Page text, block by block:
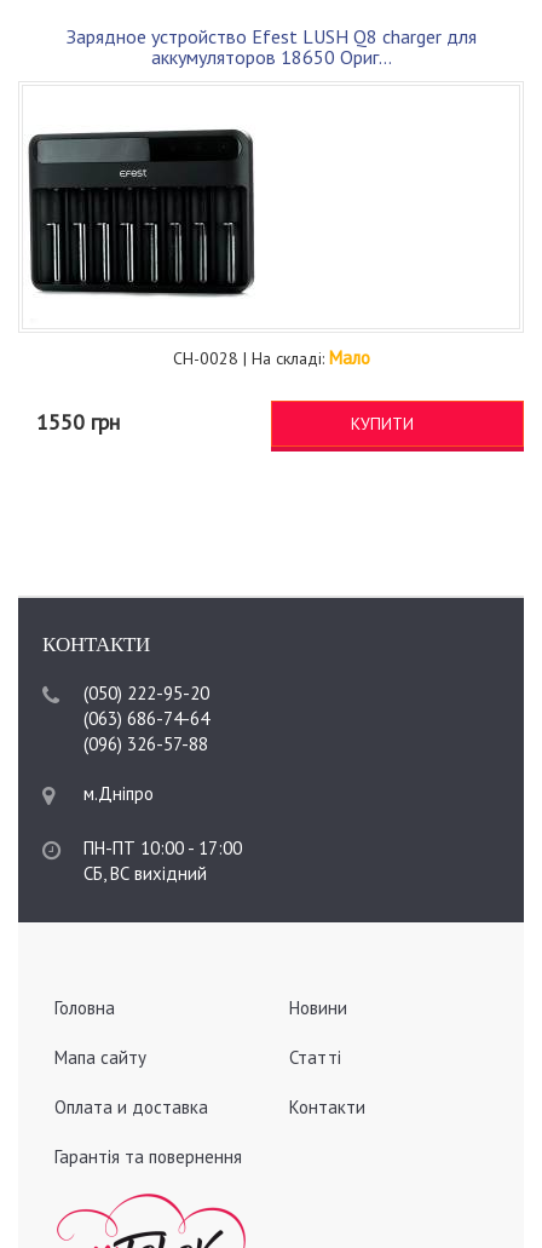
Зарядное устройство Efest LUSH Q8 charger для
аккумуляторов 18650 Ориг...
CH-0028 | На складі: Мало
1550 грн КУПИТИ
КОНТАКТИ
(050) 222-95-20
(063) 686-74-64
(096) 326-57-88
м.Дніпро
ПН-ПТ 10:00 - 17:00
СБ, ВС вихідний
Головна
Мапа сайту
Оплата и доставка
Гарантія та повернення
Новини
Статті
Контакти